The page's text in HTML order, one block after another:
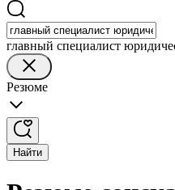
главный специалист
Резюме
Найти